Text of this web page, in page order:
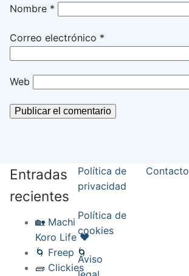
Nombre *
Correo electrónico *
Web
Entradas
recientes
🏡 Machi
Koro Life ❤️
🌀 Freep 🌀
🧱 Clickies
Política de
privacidad
Política de
cookies
Aviso
Contacto